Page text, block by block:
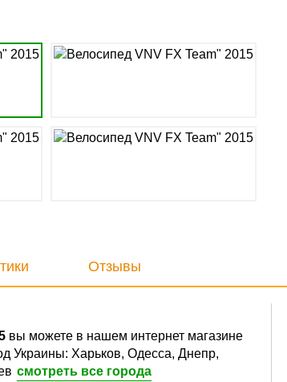
Отзывы
вы можете в нашем интернет магазине
Украины: Харьков, Одесса, Днепр,
смотреть все города